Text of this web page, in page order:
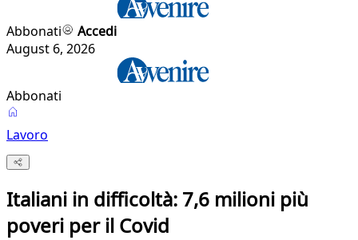
Abbonati
Accedi
August 6, 2026
Abbonati
Lavoro
Italiani in difficoltà: 7,6 milioni più
poveri per il Covid